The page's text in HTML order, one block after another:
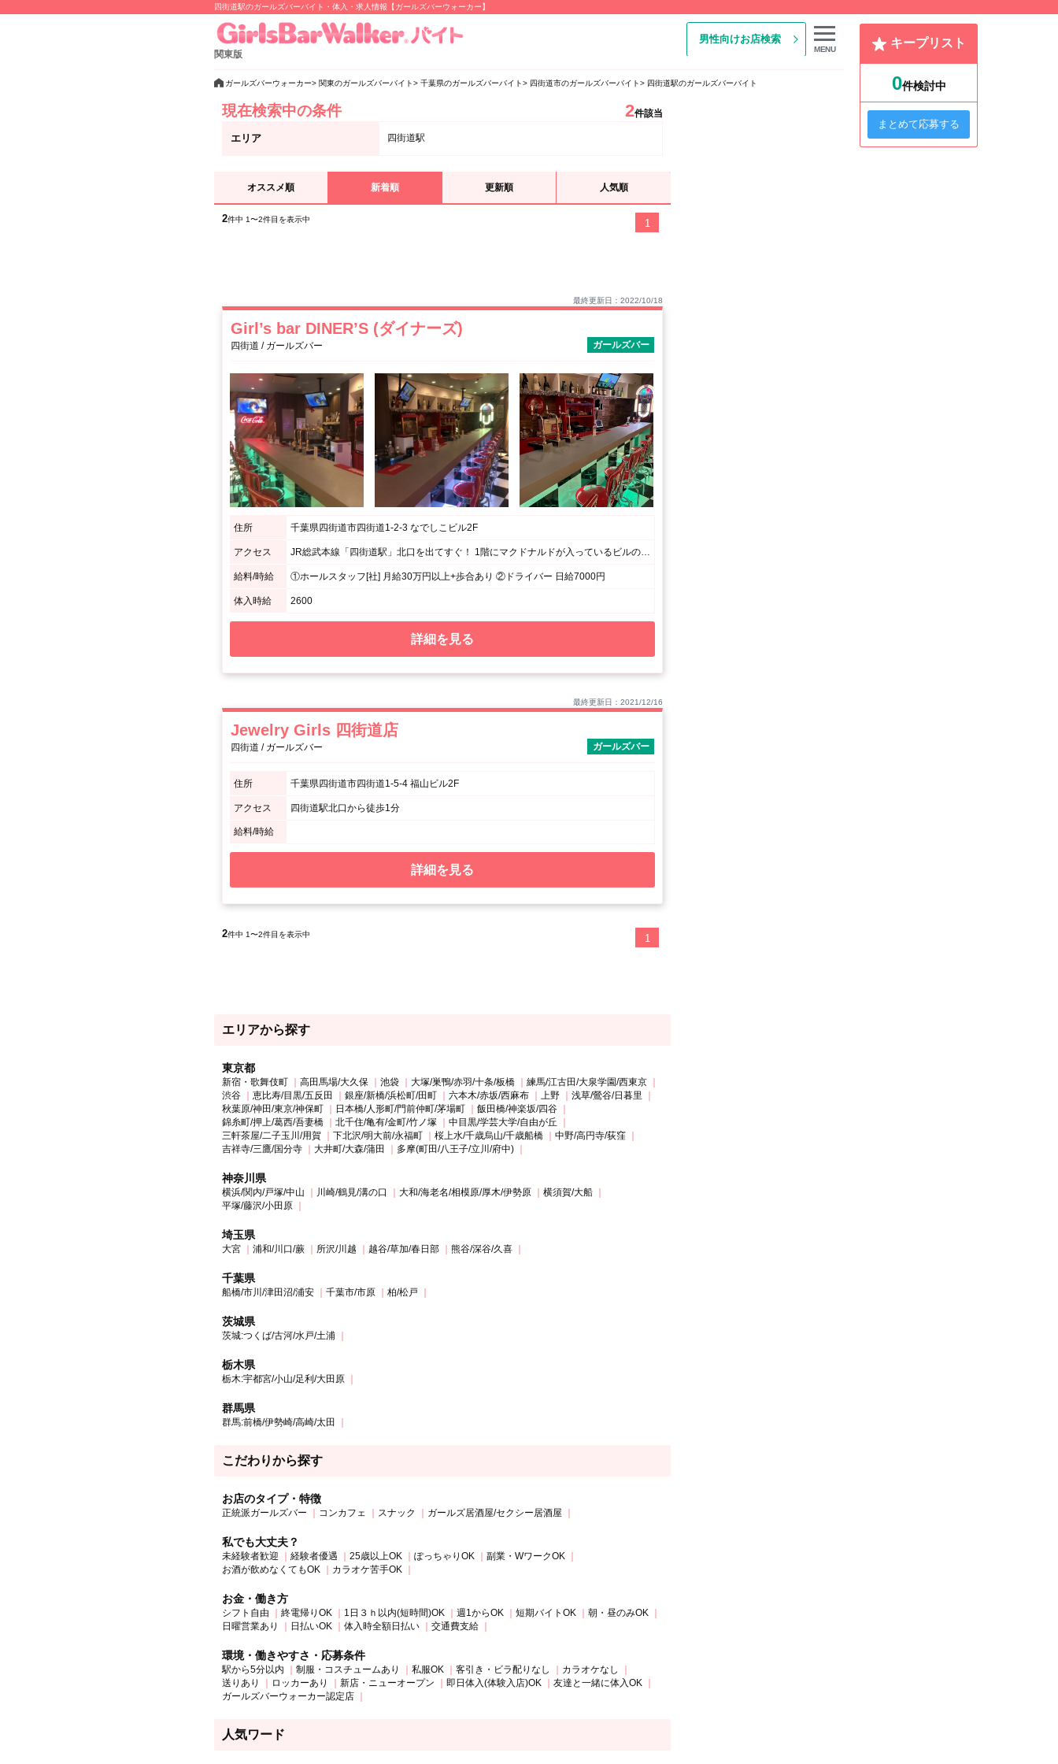
四街道駅のガールズバーバイト・体入・求人情報【ガールズバーウォーカー】
関東版
男性向けお店検索
MENU
ガールズバーウォーカー 関東のガールズバーバイト 千葉県のガールズバーバイト 四街道市のガールズバーバイト 四街道駅のガールズバーバイト
現在検索中の条件 2件該当
エリア 四街道駅
オススメ順 新着順 更新順 人気順
2件中 1〜2件目を表示中 1
最終更新日：2022/10/18
Girl’s bar DINER’S (ダイナーズ)
四街道 / ガールズバー ガールズバー
住所 千葉県四街道市四街道1-2-3 なでしこビル2F
アクセス JR総武本線「四街道駅」北口を出てすぐ！ 1階にマクドナルドが入っているビルの2階にあるお店です♪
給料/時給 ①ホールスタッフ[社] 月給30万円以上+歩合あり ②ドライバー 日給7000円
体入時給 2600
詳細を見る
最終更新日：2021/12/16
Jewelry Girls 四街道店
四街道 / ガールズバー ガールズバー
住所 千葉県四街道市四街道1-5-4 福山ビル2F
アクセス 四街道駅北口から徒歩1分
給料/時給
詳細を見る
2件中 1〜2件目を表示中 1
エリアから探す
東京都
新宿・歌舞伎町 高田馬場/大久保 池袋 大塚/巣鴨/赤羽/十条/板橋
練馬/江古田/大泉学園/西東京
渋谷
恵比寿/目黒/五反田 銀座/新橋/浜松町/田町 六本木/赤坂/西麻布 上野
浅草/鶯谷/日暮里
秋葉原/神田/東京/神保町
日本橋/人形町/門前仲町/茅場町
飯田橋/神楽坂/四谷
錦糸町/押上/葛西/吾妻橋
北千住/亀有/金町/竹ノ塚
中目黒/学芸大学/自由が丘
三軒茶屋/二子玉川/用賀
下北沢/明大前/永福町 桜上水/千歳烏山/千歳船橋
中野/高円寺/荻窪
吉祥寺/三鷹/国分寺
大井町/大森/蒲田 多摩(町田/八王子/立川/府中)
神奈川県
横浜/関内/戸塚/中山 川崎/鶴見/溝の口 大和/海老名/相模原/厚木/伊勢原
横須賀/大船
平塚/藤沢/小田原
埼玉県
大宮 浦和/川口/蕨 所沢/川越 越谷/草加/春日部 熊谷/深谷/久喜
千葉県
船橋/市川/津田沼/浦安 千葉市/市原 柏/松戸
茨城県
茨城:つくば/古河/水戸/土浦
栃木県
栃木:宇都宮/小山/足利/大田原
群馬県
群馬:前橋/伊勢崎/高崎/太田
こだわりから探す
お店のタイプ・特徴
正統派ガールズバー コンカフェ スナック ガールズ居酒屋/セクシー居酒屋
私でも大丈夫？
未経験者歓迎 経験者優遇 25歳以上OK ぽっちゃりOK
副業・WワークOK
お酒が飲めなくてもOK
カラオケ苦手OK
お金・働き方
シフト自由 終電帰りOK 1日３ｈ以内(短時間)OK 週1からOK 短期バイトOK
朝・昼のみOK
日曜営業あり
日払いOK 体入時全額日払い 交通費支給
環境・働きやすさ・応募条件
駅から5分以内 制服・コスチュームあり 私服OK 客引き・ビラ配りなし
カラオケなし
送りあり
ロッカーあり 新店・ニューオープン 即日体入(体験入店)OK
友達と一緒に体入OK
ガールズバーウォーカー認定店
人気ワード
キープリスト
0件検討中
まとめて応募する